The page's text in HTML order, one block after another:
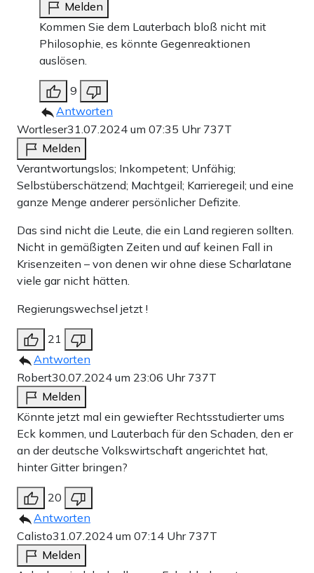
Melden
Kommen Sie dem Lauterbach bloß nicht mit
Philosophie, es könnte Gegenreaktionen
auslösen.
9
Antworten
Wortleser31.07.2024 um 07:35 Uhr 737T
Melden
Verantwortungslos; Inkompetent; Unfähig;
Selbstüberschätzend; Machtgeil; Karrieregeil; und eine
ganze Menge anderer persönlicher Defizite.
Das sind nicht die Leute, die ein Land regieren sollten.
Nicht in gemäßigten Zeiten und auf keinen Fall in
Krisenzeiten – von denen wir ohne diese Scharlatane
viele gar nicht hätten.
Regierungswechsel jetzt !
21
Antworten
Robert30.07.2024 um 23:06 Uhr 737T
Melden
Könnte jetzt mal ein gewiefter Rechtsstudierter ums
Eck kommen, und Lauterbach für den Schaden, den er
an der deutsche Volkswirtschaft angerichtet hat,
hinter Gitter bringen?
20
Antworten
Calisto31.07.2024 um 07:14 Uhr 737T
Melden